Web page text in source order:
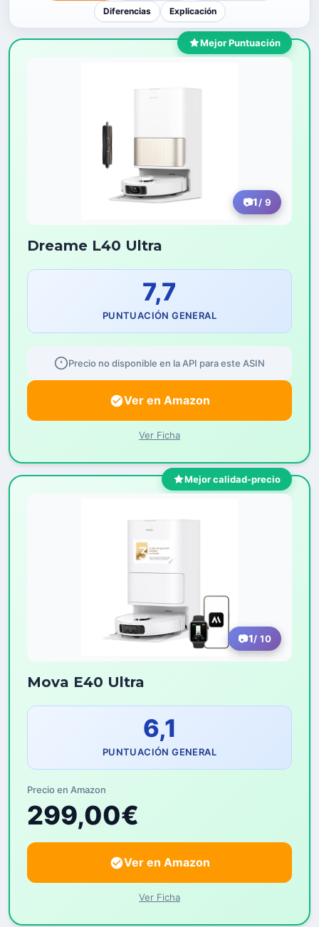
Diferencias
Explicación
Mejor Puntuación
1/ 9
Dreame L40 Ultra
7,7
PUNTUACIÓN GENERAL
Precio no disponible en la API para este ASIN
Ver en Amazon
Ver Ficha
Mejor calidad-precio
1/ 10
Mova E40 Ultra
6,1
PUNTUACIÓN GENERAL
Precio en Amazon
299,00€
Ver en Amazon
Ver Ficha